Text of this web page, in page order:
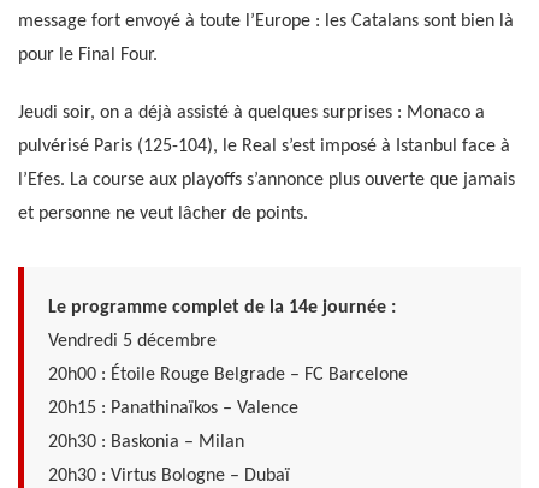
message fort envoyé à toute l’Europe : les Catalans sont bien là
pour le Final Four.
Jeudi soir, on a déjà assisté à quelques surprises : Monaco a
pulvérisé Paris (125-104), le Real s’est imposé à Istanbul face à
l’Efes. La course aux playoffs s’annonce plus ouverte que jamais
et personne ne veut lâcher de points.
Le programme complet de la 14e journée :
Vendredi 5 décembre
20h00 : Étoile Rouge Belgrade – FC Barcelone
20h15 : Panathinaïkos – Valence
20h30 : Baskonia – Milan
20h30 : Virtus Bologne – Dubaï